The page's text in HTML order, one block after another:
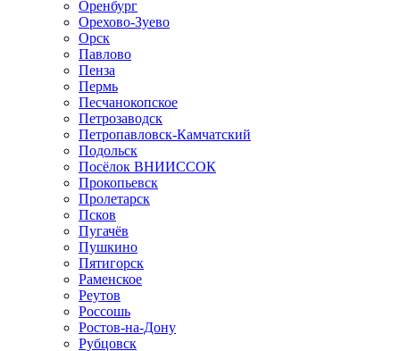
Оренбург
Орехово-Зуево
Орск
Павлово
Пенза
Пермь
Песчанокопское
Петрозаводск
Петропавловск-Камчатский
Подольск
Посёлок ВНИИССОК
Прокопьевск
Пролетарск
Псков
Пугачёв
Пушкино
Пятигорск
Раменское
Реутов
Россошь
Ростов-на-Дону
Рубцовск